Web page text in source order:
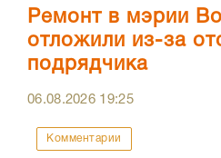
Ремонт в мэрии
отложили из-за
подрядчика
06.08.2026 19:25
Комментарии